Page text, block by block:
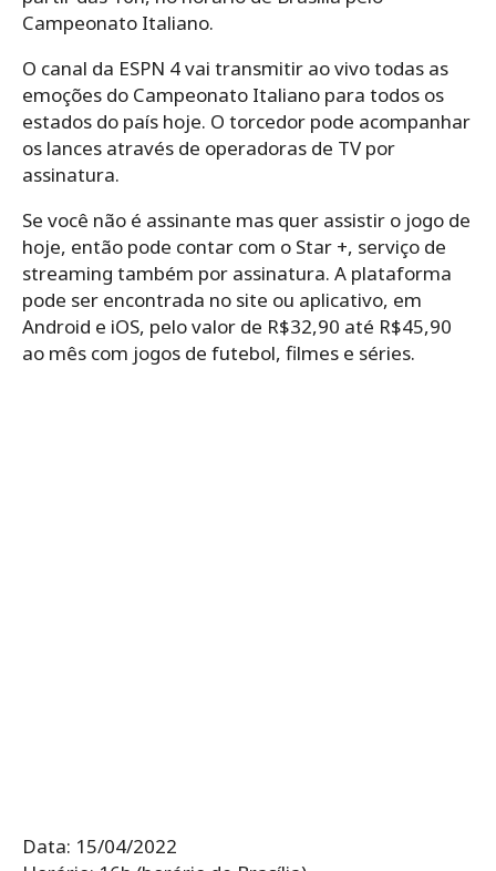
Campeonato Italiano.
O canal da ESPN 4 vai transmitir ao vivo todas as
emoções do Campeonato Italiano para todos os
estados do país hoje. O torcedor pode acompanhar
os lances através de operadoras de TV por
assinatura.
Se você não é assinante mas quer assistir o jogo de
hoje, então pode contar com o Star +, serviço de
streaming também por assinatura. A plataforma
pode ser encontrada no site ou aplicativo, em
Android e iOS, pelo valor de R$32,90 até R$45,90
ao mês com jogos de futebol, filmes e séries.
Data: 15/04/2022